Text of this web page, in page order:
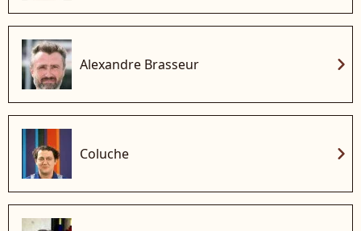
Alexandre Brasseur chevron_right
Coluche chevron_right